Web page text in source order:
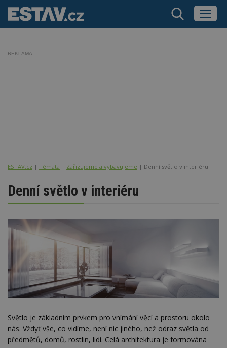
REKLAMA
ESTAV.cz Témata Zařizujeme a vybavujeme Denní světlo v interiéru
Denní světlo v interiéru
Světlo je základním prvkem pro vnímání věcí a prostoru okolo
nás. Vždyť vše, co vidíme, není nic jiného, než odraz světla od
předmětů, domů, rostlin, lidí. Celá architektura je formována